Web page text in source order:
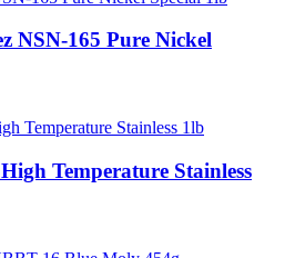
NSN-165 Pure Nickel
Temperature Stainless